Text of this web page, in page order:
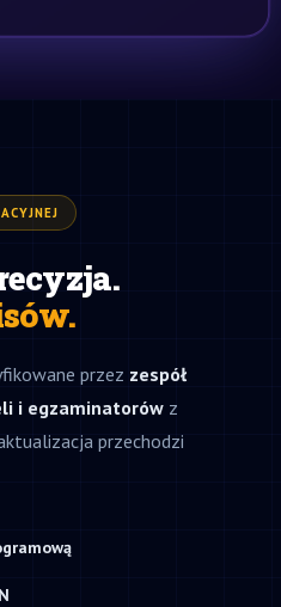
przez zespół
i egzaminatorów z
przechodzi